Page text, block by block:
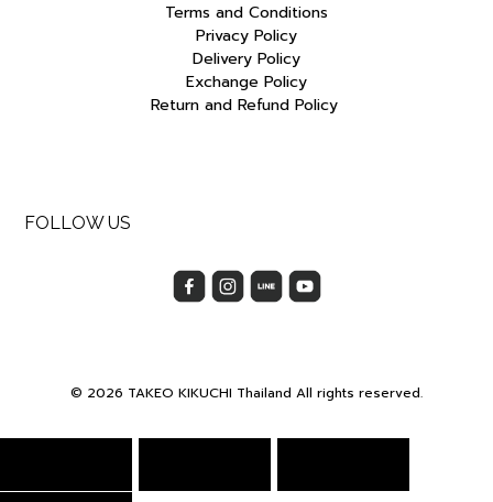
Terms and Conditions
Privacy Policy
Delivery Policy
Exchange Policy
Return and Refund Policy
FOLLOW US
© 2026 TAKEO KIKUCHI Thailand All rights reserved.